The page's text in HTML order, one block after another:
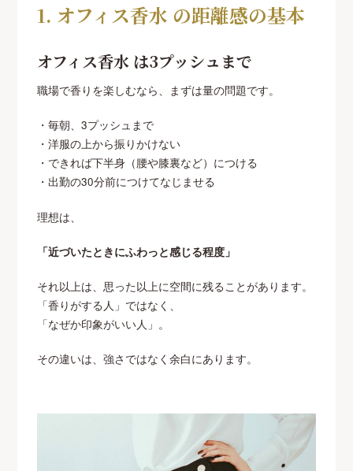
1. オフィス香水 の距離感の基本
オフィス香水 は3プッシュまで
職場で香りを楽しむなら、まずは量の問題です。
・毎朝、3プッシュまで
・洋服の上から振りかけない
・できれば下半身（腰や膝裏など）につける
・出勤の30分前につけてなじませる
理想は、
「近づいたときにふわっと感じる程度」
それ以上は、思った以上に空間に残ることがあります。
「香りがする人」ではなく、
「なぜか印象がいい人」。
その違いは、強さではなく余白にあります。